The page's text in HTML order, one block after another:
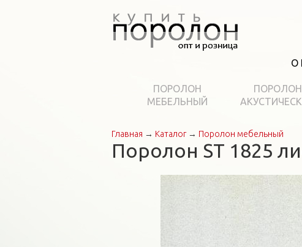
О
ПОРОЛОН
МЕБЕЛЬНЫЙ
ПОРОЛОН
Вы здесь
Главная → Каталог→ Поролон мебельный
Поролон ST 1825